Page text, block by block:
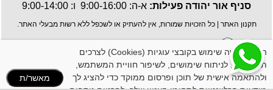
סניף אור יהודה פעילות: א-ה: 9:00-16:00 ו: 9:00-14:00
תקנון האתר | כל הזכויות שמורות, אין להעתיק או לשכפל ללא רשות מבעלי האתר.
האתר עושה שימוש בקובצי עוגיות (Cookies) לצרכים
תפעוליים, לניתוח שימושים, לשיפור חוויית המשתמש,
ולהתאמה אישית של תוכן ופרסום ממוקד כדי להציג לך
מאשר/ת